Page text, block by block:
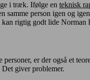
i træk. Ifølge en teknisk
samme person igen og
rigtig godt lide Norman
er der også et
giver problemer.